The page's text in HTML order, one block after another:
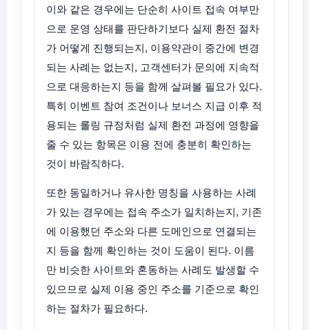
이와 같은 경우에는 단순히 사이트 접속 여부만
으로 운영 상태를 판단하기보다 실제 환전 절차
가 어떻게 진행되는지, 이용약관이 중간에 변경
되는 사례는 없는지, 고객센터가 문의에 지속적
으로 대응하는지 등을 함께 살펴볼 필요가 있다.
특히 이벤트 참여 조건이나 보너스 지급 이후 적
용되는 롤링 규정처럼 실제 환전 과정에 영향을
줄 수 있는 항목은 이용 전에 충분히 확인하는
것이 바람직하다.
또한 동일하거나 유사한 명칭을 사용하는 사례
가 있는 경우에는 접속 주소가 일치하는지, 기존
에 이용했던 주소와 다른 도메인으로 연결되는
지 등을 함께 확인하는 것이 도움이 된다. 이름
만 비슷한 사이트와 혼동하는 사례도 발생할 수
있으므로 실제 이용 중인 주소를 기준으로 확인
하는 절차가 필요하다.